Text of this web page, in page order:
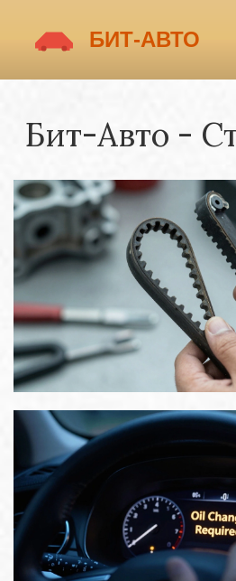
Бит-Авто -